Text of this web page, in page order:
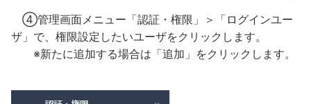
④管理画面メニュー「認証・権限」＞「ログインユー
ザ」で、権限設定したいユーザをクリックします。
※新たに追加する場合は「追加」をクリックします。